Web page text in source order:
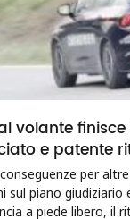
volante
e patente
per
sul piano giudiziario
a piede libero, il